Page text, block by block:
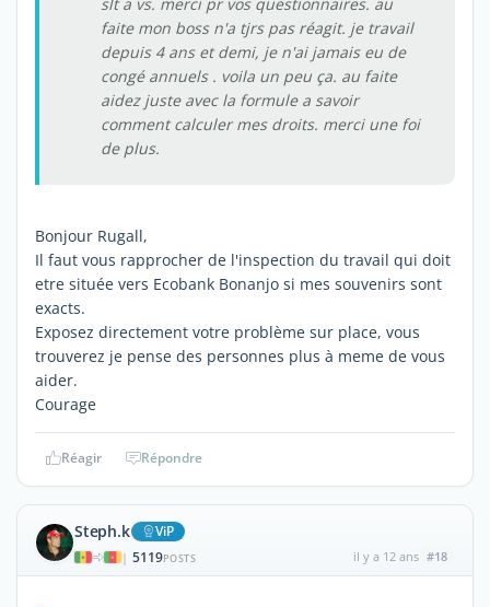
faite mon boss n'a tjrs pas réagit. je travail
depuis 4 ans et demi, je n'ai jamais eu de
congé annuels . voila un peu ça. au faite
aidez juste avec la formule a savoir
comment calculer mes droits. merci une foi
de plus.
Bonjour Rugall,
Il faut vous rapprocher de l'inspection du travail qui doit
etre située vers Ecobank Bonanjo si mes souvenirs sont
exacts.
Exposez directement votre problème sur place, vous
trouverez je pense des personnes plus à meme de vous
aider.
Courage
Réagir Répondre
Steph.k ViP
| 5119POSTS il y a 12 ans #18